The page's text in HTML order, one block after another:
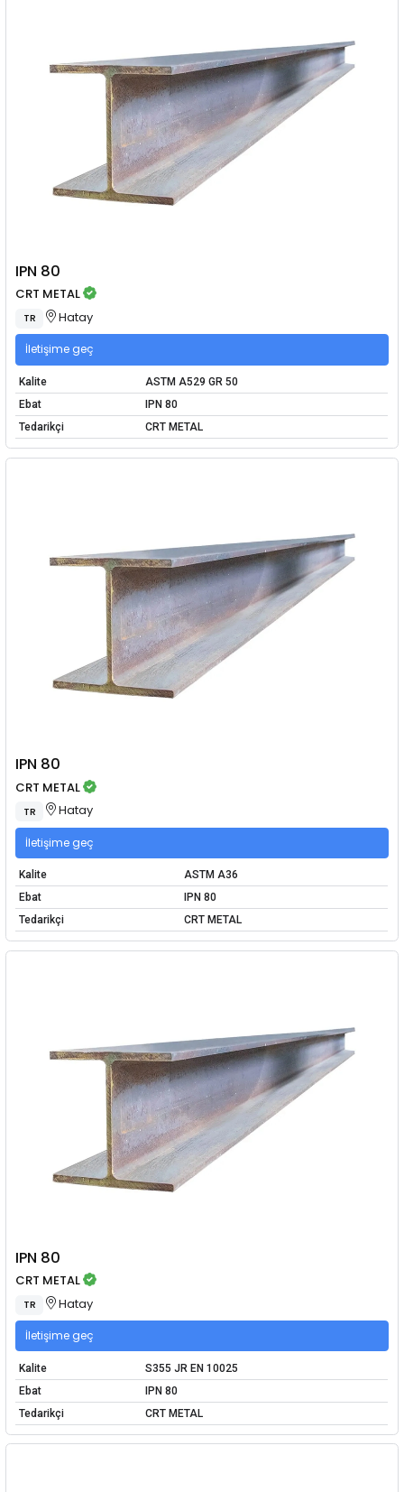
IPN 80
CRT METAL
TR Hatay
İletişime geç
Kalite
ASTM A529 GR 50
Ebat
IPN 80
Tedarikçi
CRT METAL
IPN 80
CRT METAL
TR Hatay
İletişime geç
Kalite
ASTM A36
Ebat
IPN 80
Tedarikçi
CRT METAL
IPN 80
CRT METAL
TR Hatay
İletişime geç
Kalite
S355 JR EN 10025
Ebat
IPN 80
Tedarikçi
CRT METAL